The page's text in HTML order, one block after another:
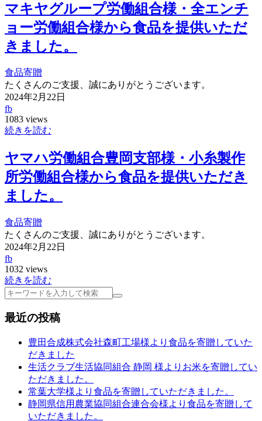
マキヤグループ労働組合様・全エンチ
ョー労働組合様から食品を提供いただ
きました。
食品寄贈
たくさんのご支援、誠にありがとうございます。
2024年2月22日
fb
1083 views
続きを読む
ヤマハ労働組合豊岡支部様・小糸製作
所労働組合様から食品を提供いただき
ました。
食品寄贈
たくさんのご支援、誠にありがとうございます。
2024年2月22日
fb
1032 views
続きを読む
検
最近の投稿
豊田合成株式会社森町工場様より食品を寄贈していた
だきました
生活クラブ生活協同組合 静岡 様よりお米を寄贈してい
ただきました。
常葉大学様より食品を寄贈していただきました。
静岡県信用農業協同組合連合会様より食品を寄贈して
いただきました。